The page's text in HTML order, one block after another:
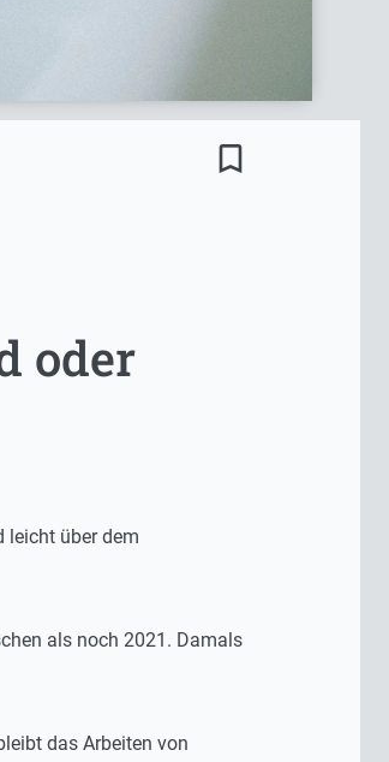
bookmark_border
oder
leicht über dem
als noch 2021. Damals
das Arbeiten von